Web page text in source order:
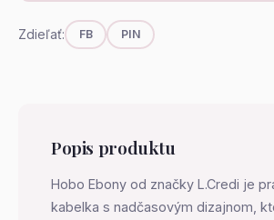
Zdieľať: FB PIN
Popis produktu
Hobo Ebony od značky L.Credi je
kabelka s nadčasovým dizajnom,